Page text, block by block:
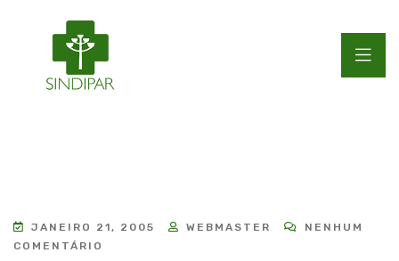
JANEIRO 21, 2005 WEBMASTER
NENHUM
COMENTÁRIO